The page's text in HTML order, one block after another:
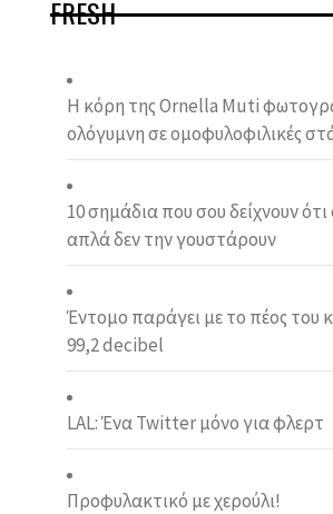
FRESH
Η κόρη της Ornella Muti
ολόγυμνη σε ομοφυλοφιλικές
10 σημάδια που σου δείχνουν ότι
απλά δεν την γουστάρουν
Έντομο παράγει με το πέος του
99,2 decibel
LAL: Ένα Twitter μόνο για φλερτ
Προφυλακτικό με χερούλι!